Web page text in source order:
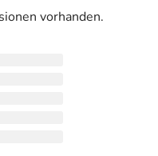
vorhanden.